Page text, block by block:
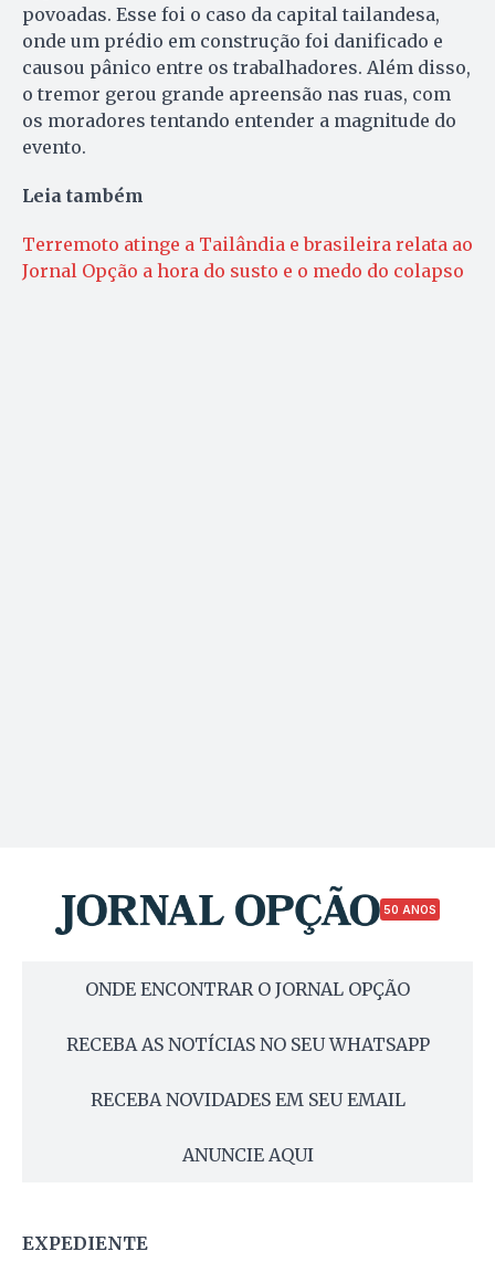
povoadas. Esse foi o caso da capital tailandesa,
onde um prédio em construção foi danificado e
causou pânico entre os trabalhadores. Além disso,
o tremor gerou grande apreensão nas ruas, com
os moradores tentando entender a magnitude do
evento.
Leia também
Terremoto atinge a Tailândia e brasileira relata ao
Jornal Opção a hora do susto e o medo do colapso
50 ANOS
ONDE ENCONTRAR O JORNAL OPÇÃO
RECEBA AS NOTÍCIAS NO SEU WHATSAPP
RECEBA NOVIDADES EM SEU EMAIL
ANUNCIE AQUI
EXPEDIENTE